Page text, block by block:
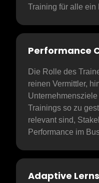
Training für alle ein
Performance
Die Rolle des
reinen Vermittler,
Trainings so zu
relevant sind,
Performance im
Adaptive